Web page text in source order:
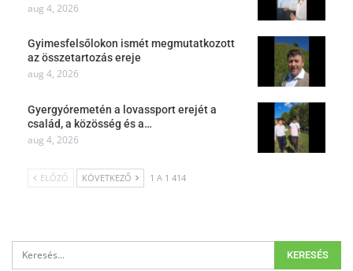
aug 4, 2026
Gyimesfelsőlokon ismét megmutatkozott
az összetartozás ereje
aug 4, 2026
Gyergyóremetén a lovassport erejét a
család, a közösség és a…
aug 4, 2026
ELŐZŐ KÖVETKEZŐ 1 A 1 414